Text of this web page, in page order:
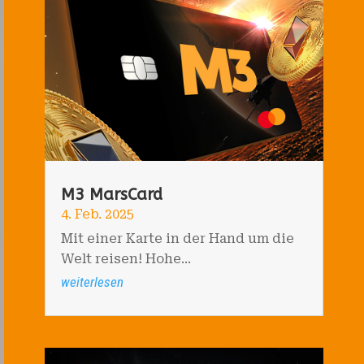
M3 MarsCard
4. Feb. 2025
Mit einer Karte in der Hand um die
Welt reisen! Hohe...
weiterlesen